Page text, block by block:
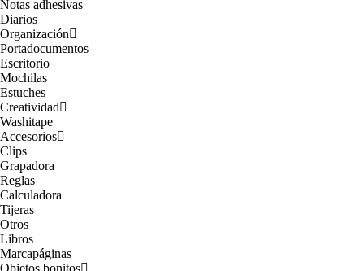
Notas adhesivas
Diarios
Organización
Portadocumentos
Escritorio
Mochilas
Estuches
Creatividad
Washitape
Accesorios
Clips
Grapadora
Reglas
Calculadora
Tijeras
Otros
Libros
Marcapáginas